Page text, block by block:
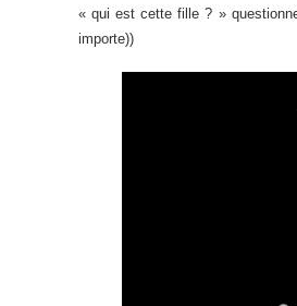
« qui est cette fille ? »
importe))